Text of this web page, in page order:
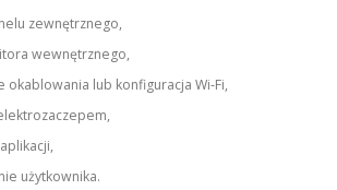
zewnętrznego,
wewnętrznego,
lub konfiguracja Wi‑Fi,
użytkownika.